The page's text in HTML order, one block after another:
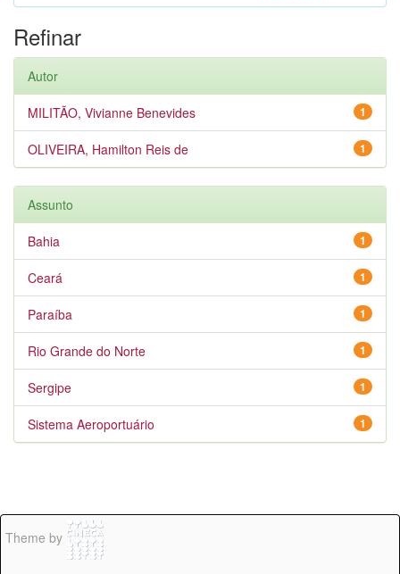
Refinar
Autor
1
MILITÃO, Vivianne Benevides
1
OLIVEIRA, Hamilton Reis de
Assunto
1
Bahia
1
Ceará
1
Paraíba
1
Rio Grande do Norte
1
Sergipe
1
Sistema Aeroportuário
Theme by